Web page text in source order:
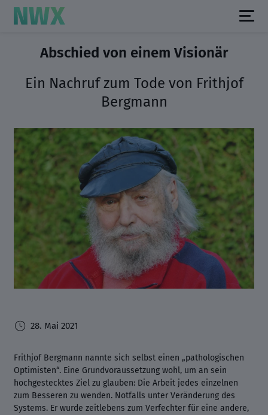
Abschied von einem Visionär
Ein Nachruf zum Tode von Frithjof
Bergmann
28. Mai 2021
Frithjof Bergmann nannte sich selbst einen „pathologischen
Optimisten“. Eine Grundvoraussetzung wohl, um an sein
hochgestecktes Ziel zu glauben: Die Arbeit jedes einzelnen
zum Besseren zu wenden. Notfalls unter Veränderung des
Systems. Er wurde zeitlebens zum Verfechter für eine andere,